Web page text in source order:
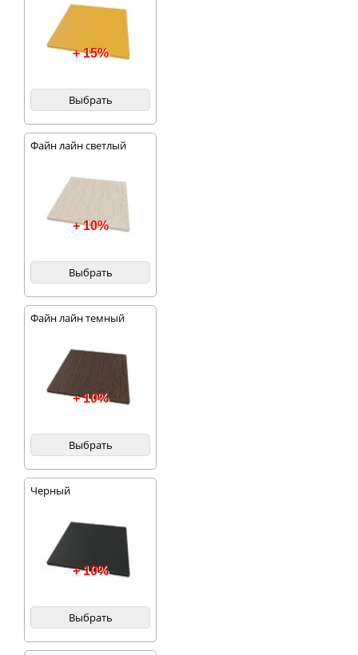
+ 15%
Выбрать
Файн лайн светлый
+ 10%
Выбрать
Файн лайн темный
+ 10%
Выбрать
Черный
+ 10%
Выбрать